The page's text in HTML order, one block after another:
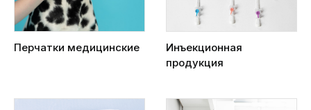
Перчатки медицинские
Инъекционная
продукция